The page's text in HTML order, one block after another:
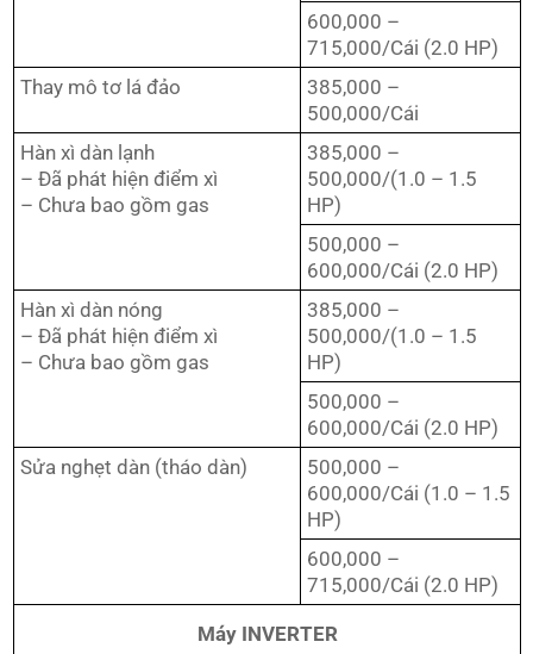
600,000 –
715,000/Cái (2.0 HP)
Thay mô tơ lá đảo
385,000 –
500,000/Cái
Hàn xì dàn lạnh
– Đã phát hiện điểm xì
– Chưa bao gồm gas
385,000 –
500,000/(1.0 – 1.5
HP)
500,000 –
600,000/Cái (2.0 HP)
Hàn xì dàn nóng
– Đã phát hiện điểm xì
– Chưa bao gồm gas
385,000 –
500,000/(1.0 – 1.5
HP)
500,000 –
600,000/Cái (2.0 HP)
Sửa nghẹt dàn (tháo dàn)
500,000 –
600,000/Cái (1.0 – 1.5
HP)
600,000 –
715,000/Cái (2.0 HP)
Máy INVERTER